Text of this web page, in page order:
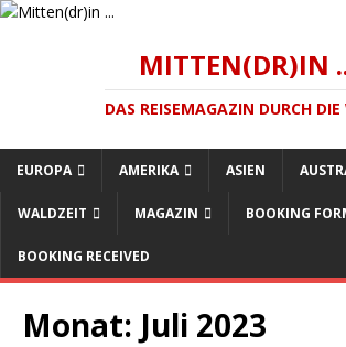
MITTEN(DR)IN
DAS REISEMAGAZIN DURCH
EUROPA AMERIKA ASIEN
WALDZEIT MAGAZIN BOOKING
BOOKING RECEIVED
Monat: Juli 2023